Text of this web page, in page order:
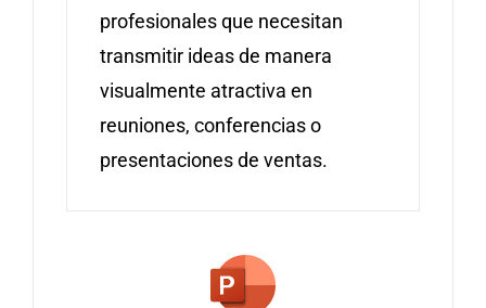
profesionales que necesitan
transmitir ideas de manera
visualmente atractiva en
reuniones, conferencias o
presentaciones de ventas.